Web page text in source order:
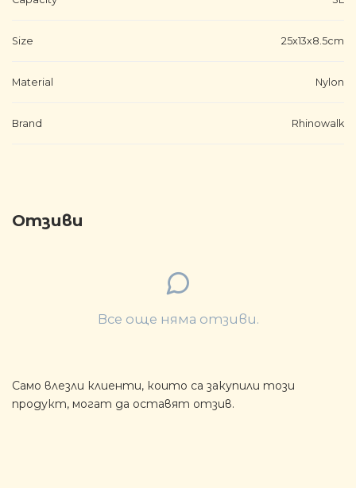
Size 25x13x8.5cm
Material Nylon
Brand Rhinowalk
Отзиви
Все още няма отзиви.
Само влезли клиенти, които са закупили този
продукт, могат да оставят отзив.